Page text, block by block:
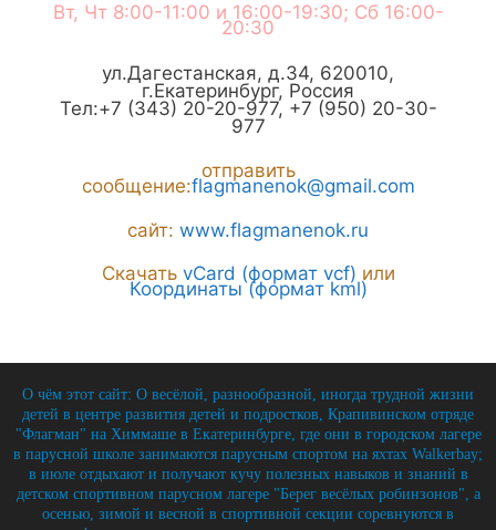
Вт, Чт 8:00-11:00 и 16:00-19:30; Сб 16:00-
20:30
ул.Дагестанская, д.34, 620010,
г.Екатеринбург, Россия
Тел:+7 (343) 20-20-977, +7 (950) 20-30-
977
отправить
сообщение:flagmanenok@gmail.com
сайт: www.flagmanenok.ru
Скачать vCard (формат vcf) или
Координаты (формат kml)
О чём этот сайт: О весёлой, разнообразной, иногда трудной жизни
детей в центре развития детей и подростков, Крапивинском отряде
"Флагман" на Химмаше в Екатеринбурге, где они в городском лагере
в парусной школе занимаются парусным спортом на яхтах Walkerbay;
в июле отдыхают и получают кучу полезных навыков и знаний в
детском спортивном парусном лагере "Берег весёлых робинзонов", а
осенью, зимой и весной в спортивной секции соревнуются в